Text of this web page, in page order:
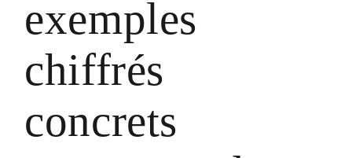
exemples
chiffrés
concrets